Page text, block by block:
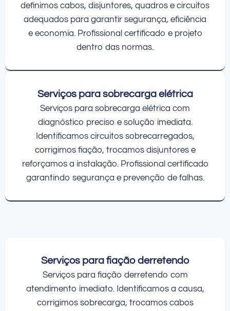
definimos cabos, disjuntores, quadros e circuitos
adequados para garantir segurança, eficiência
e economia. Profissional certificado e projeto
dentro das normas.
Serviços para sobrecarga elétrica
Serviços para sobrecarga elétrica com
diagnóstico preciso e solução imediata.
Identificamos circuitos sobrecarregados,
corrigimos fiação, trocamos disjuntores e
reforçamos a instalação. Profissional certificado
garantindo segurança e prevenção de falhas.
Serviços para fiação derretendo
Serviços para fiação derretendo com
atendimento imediato. Identificamos a causa,
corrigimos sobrecarga, trocamos cabos